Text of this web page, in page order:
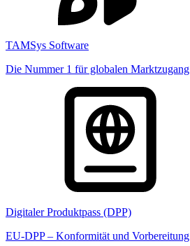
TAMSys Software
Die Nummer 1 für globalen Marktzugang
Digitaler Produktpass (DPP)
EU-DPP – Konformität und Vorbereitung